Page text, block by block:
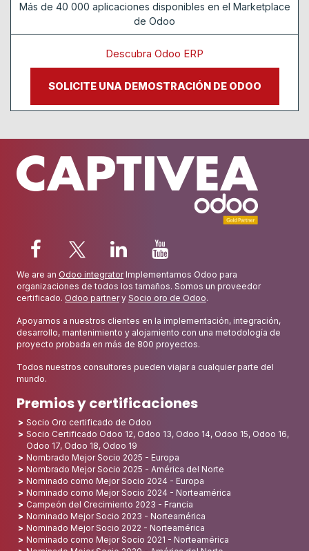
Más de 40 000 aplicaciones disponibles en el Marketplace
de Odoo
Descubra Odoo ERP
SOLICITE UNA DEMOSTRACIÓN DE ODOO
We are an Odoo integratorImplementamos Odoo para
organizaciones de todos los tamaños. Somos un proveedor
certificado. Odoo partnery Socio oro de Odoo.
Apoyamos a nuestros clientes en la implementación, integración,
desarrollo, mantenimiento y alojamiento con una metodología de
proyecto probada en más de 800 proyectos.
Todos nuestros consultores pueden viajar a cualquier parte del
mundo.
Premios y certificaciones
Socio Oro certificado de Odoo
Socio Certificado Odoo 12, Odoo 13, Odoo 14, Odoo 15, Odoo 16,
Odoo 17, Odoo 18, Odoo 19
Nombrado Mejor Socio 2025 - Europa
Nombrado Mejor Socio 2025 - América del Norte
Nominado como Mejor Socio 2024 - Europa
Nominado como Mejor Socio 2024 - Norteamérica
Campeón del Crecimiento 2023 - Francia
Nominado Mejor Socio 2023 - Norteamérica
Nominado Mejor Socio 2022 - Norteamérica
Nominado como Mejor Socio 2021 - Norteamérica